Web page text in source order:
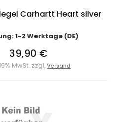
Carhartt Heart silver
1-2 Werktage (DE)
39,90 €
MwSt. zzgl.Versand